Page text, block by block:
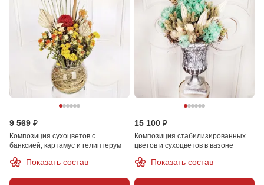
9 569 ₽
Композиция сухоцветов с
банксией, картамус и гелиптерум
Показать состав
15 100 ₽
Композиция стабилизированных
цветов и сухоцветов в вазоне
Показать состав